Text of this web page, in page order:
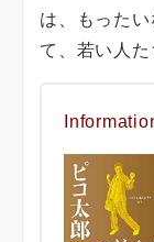
は、もった
て、若い人た